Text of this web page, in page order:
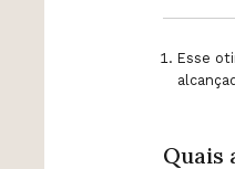
Esse
Quais